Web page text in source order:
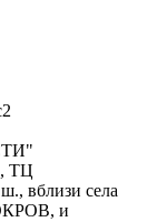
ТЦ
вблизи села
и